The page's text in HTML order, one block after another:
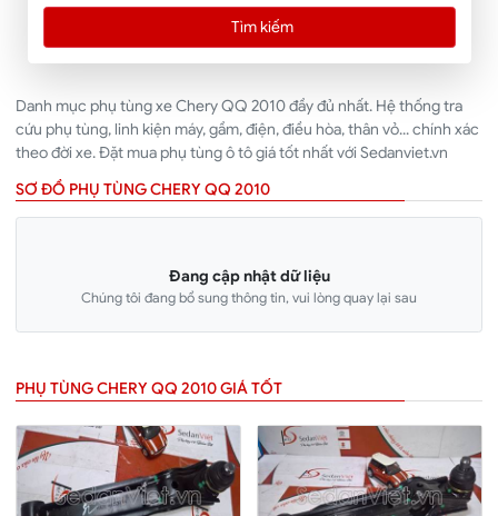
Tìm kiếm
Danh mục phụ tùng xe Chery QQ 2010 đầy đủ nhất. Hệ thống tra
cứu phụ tùng, linh kiện máy, gầm, điện, điều hòa, thân vỏ... chính xác
theo đời xe. Đặt mua phụ tùng ô tô giá tốt nhất với Sedanviet.vn
SƠ ĐỒ PHỤ TÙNG CHERY QQ 2010
Đang cập nhật dữ liệu
Chúng tôi đang bổ sung thông tin, vui lòng quay lại sau
PHỤ TÙNG CHERY QQ 2010 GIÁ TỐT